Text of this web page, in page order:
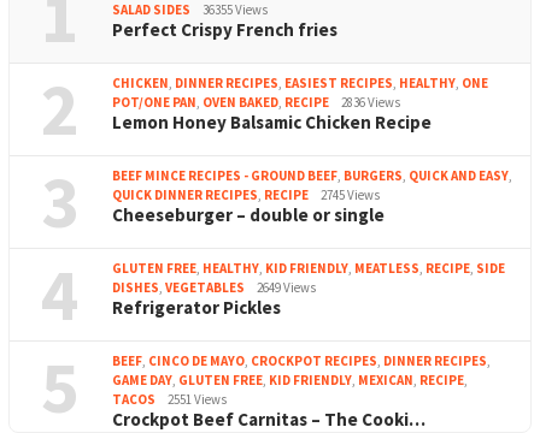
SALAD SIDES
36355 Views
Perfect Crispy French fries
2 CHICKEN, DINNER RECIPES, EASIEST RECIPES, HEALTHY, ONE
POT/ONE PAN, OVEN BAKED, RECIPE 2836 Views
Lemon Honey Balsamic Chicken Recipe
3 BEEF MINCE RECIPES - GROUND BEEF, BURGERS, QUICK AND EASY,
QUICK DINNER RECIPES, RECIPE 2745 Views
Cheeseburger – double or single
4 GLUTEN FREE, HEALTHY, KID FRIENDLY, MEATLESS, RECIPE, SIDE
DISHES, VEGETABLES 2649 Views
Refrigerator Pickles
5 BEEF, CINCO DE MAYO, CROCKPOT RECIPES, DINNER RECIPES,
GAME DAY, GLUTEN FREE, KID FRIENDLY, MEXICAN, RECIPE,
TACOS
2551 Views
Crockpot Beef Carnitas – The Cooki…